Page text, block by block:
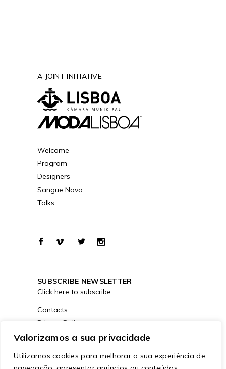
Valorizamos a sua privacidade
Utilizamos cookies para melhorar a sua experiência de
A JOINT INITIATIVE
Welcome
Program
Designers
Sangue Novo
Talks
SUBSCRIBE NEWSLETTER
Click here to subscribe
Contacts
Privacy Policy
Cookies Policy